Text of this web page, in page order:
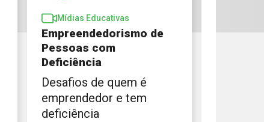
Mídias Educativas
Empreendedorismo de
Pessoas com
Deficiência
Desafios de quem é
emprendedor e tem
deficiência